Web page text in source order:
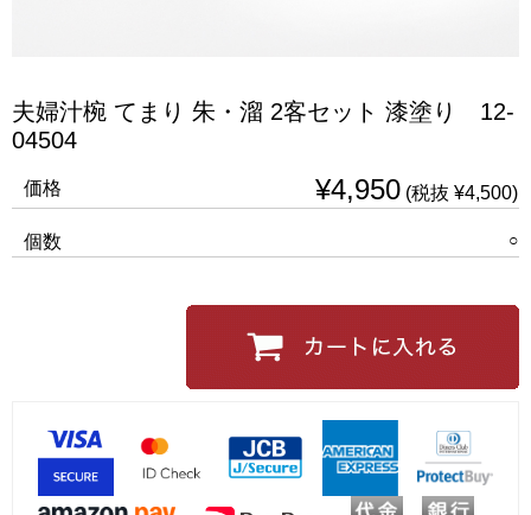
夫婦汁椀 てまり 朱・溜 2客セット 漆塗り 12-
04504
価格 ¥4,950 (税抜 ¥4,500)
個数 ○